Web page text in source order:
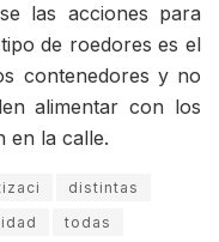
las acciones para
de roedores es el
contenedores y no
alimentar con los
en la calle.
distintas
todas